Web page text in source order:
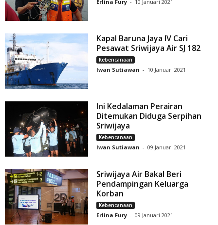
Erlina Fury - 10 Januari 2021
Kapal Baruna Jaya IV Cari
Pesawat Sriwijaya Air SJ 182
Kebencanaan
Iwan Sutiawan - 10 Januari 2021
Ini Kedalaman Perairan
Ditemukan Diduga Serpihan
Sriwijaya
Kebencanaan
Iwan Sutiawan - 09 Januari 2021
Sriwijaya Air Bakal Beri
Pendampingan Keluarga
Korban
Kebencanaan
Erlina Fury - 09 Januari 2021